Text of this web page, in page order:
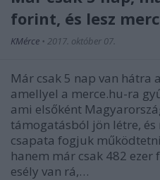
forint, és lesz
KMérce • 2017. október 07.
Már csak 5 nap van hátra
amellyel a merce.hu-ra
ami elsőként
támogatásból jön létre, és
csapata fogjuk
hanem már csak 482
esély van rá,…